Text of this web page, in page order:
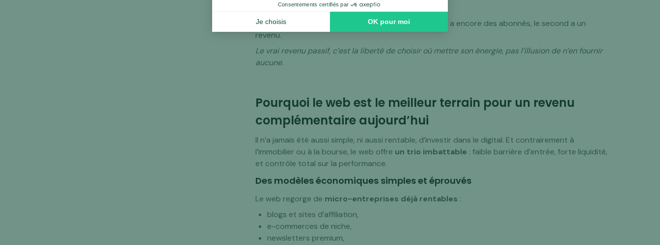
L’autre cherche de la marge.
Et la différence se voit au bout de six mois : le premier a encore des abonnés, le second a un
revenu.
Le vrai revenu passif, c’est la liberté de choisir où mettre son énergie, pas l’illusion de n’en fournir
aucune.
Pourquoi le web est le meilleur terrain pour un revenu
complémentaire aujourd’hui
Il n’a jamais été aussi simple, ni aussi rentable, d’investir dans le digital. Et contrairement à
l’immobilier ou à la bourse, le web offre un trio imbattable : faible barrière d’entrée, forte liquidité,
et contrôle total sur la performance.
Des modèles économiques simples et éprouvés
Le web regorge de micro-entreprises déjà rentables :
blogs et sites d’affiliation,
e-commerces de niche,
newsletters premium,